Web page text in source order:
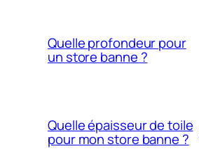
Quelle profondeur pour
un store banne ?
Quelle épaisseur de toile
pour mon store banne ?